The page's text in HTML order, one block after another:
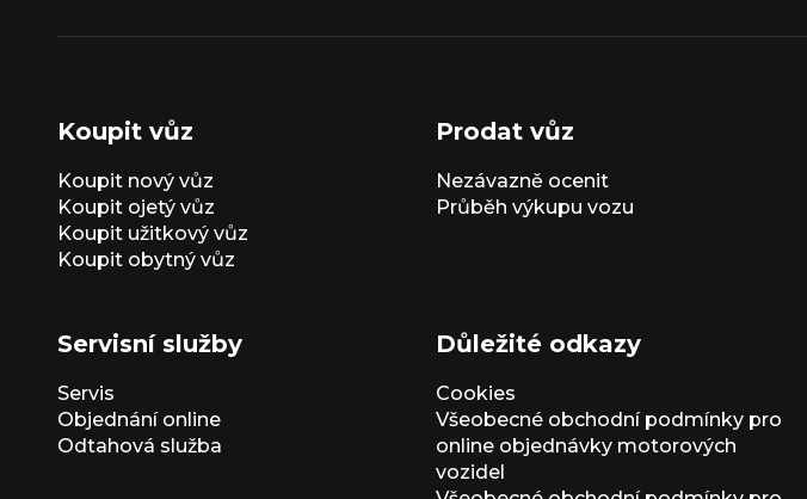
Koupit vůz
Koupit nový vůz
Koupit ojetý vůz
Koupit užitkový vůz
Koupit obytný vůz
Prodat vůz
Nezávazně ocenit
Průběh výkupu vozu
Servisní služby
Servis
Objednání online
Odtahová služba
Důležité odkazy
Cookies
Všeobecné obchodní podmínky pro
online objednávky motorových
vozidel